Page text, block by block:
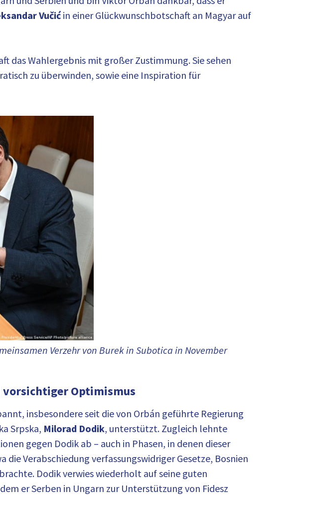
Vučićin einer Glückwunschbotschaft an Magyar auf
das Wahlergebnis mit großer Zustimmung. Sie sehen
zu überwinden, sowie eine Inspiration für
Verzehr von Burek in Subotica in November
vorsichtiger Optimismus
insbesondere seit die von Orbán geführte Regierung
Srpska, Milorad Dodik, unterstützt. Zugleich lehnte
gegen Dodik ab – auch in Phasen, in denen dieser
Verabschiedung verfassungswidriger Gesetze, Bosnien
Dodik verwies wiederholt auf seine guten
er Serben in Ungarn zur Unterstützung von Fidesz